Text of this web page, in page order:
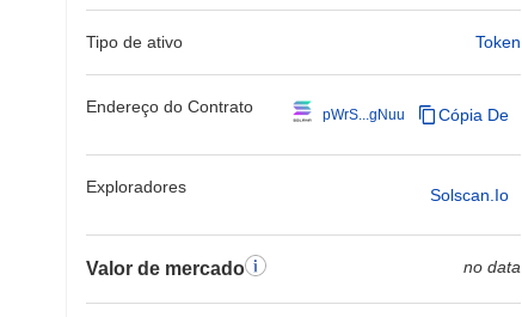
Tipo de ativo Token
Endereço do Contrato pWrS...gNuu Cópia De
Exploradores Solscan.io
Valor de mercado no data